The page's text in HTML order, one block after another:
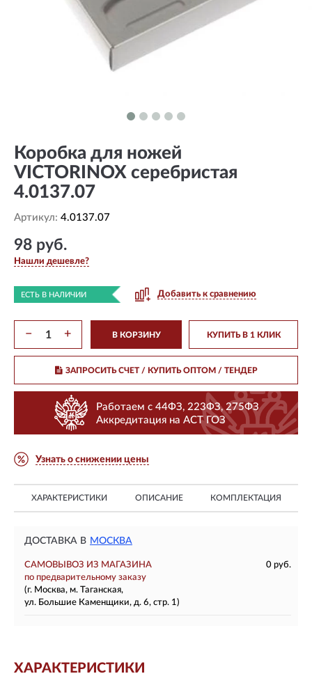
Коробка для ножей
VICTORINOX серебристая
4.0137.07
Артикул: 4.0137.07
98 руб.
Нашли дешевле?
ЕСТЬ В НАЛИЧИИ Добавить к сравнению
− + В КОРЗИНУ КУПИТЬ В 1 КЛИК
ЗАПРОСИТЬ СЧЕТ / КУПИТЬ ОПТОМ/ ТЕНДЕР
Работаем с 44ФЗ, 223ФЗ, 275ФЗ
Аккредитация на АСТ ГОЗ
Узнать о снижении цены
ХАРАКТЕРИСТИКИ ОПИСАНИЕ КОМПЛЕКТАЦИЯ
ДОСТАВКА В МОСКВА
САМОВЫВОЗ ИЗ МАГАЗИНА
0 руб.
по предварительному заказу
(г. Москва, м. Таганская,
ул. Большие Каменщики, д. 6, стр. 1)
ХАРАКТЕРИСТИКИ